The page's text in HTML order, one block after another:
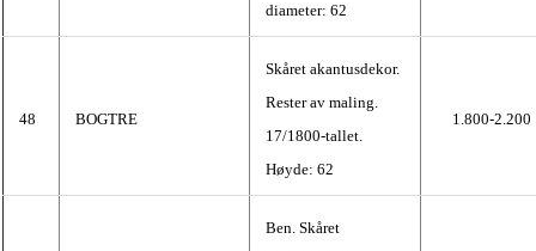
diameter: 62
48 BOGTRE
Skåret akantusdekor.
Rester av maling.
17/1800-tallet.
Høyde: 62
1.800-2.200
Ben. Skåret